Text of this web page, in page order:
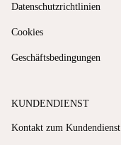
Datenschutzrichtlinien
Cookies
Geschäftsbedingungen
KUNDENDIENST
Kontakt zum Kundendienst